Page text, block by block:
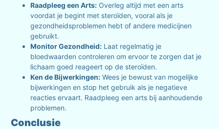
Raadpleeg een Arts: Overleg altijd met een arts
voordat je begint met steroïden, vooral als je
gezondheidsproblemen hebt of andere medicijnen
gebruikt.
Monitor Gezondheid: Laat regelmatig je
bloedwaarden controleren om ervoor te zorgen dat je
lichaam goed reageert op de steroïden.
Ken de Bijwerkingen: Wees je bewust van mogelijke
bijwerkingen en stop het gebruik als je negatieve
reacties ervaart. Raadpleeg een arts bij aanhoudende
problemen.
Conclusie